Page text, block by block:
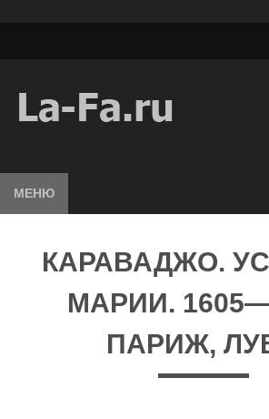
МЕНЮ
КАРАВАДЖО.
МАРИИ.
ПАРИЖ,